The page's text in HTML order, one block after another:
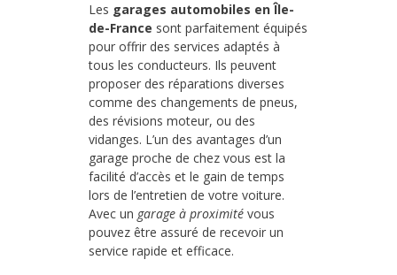
Les garages automobiles en Île-
de-France sont parfaitement équipés
pour offrir des services adaptés à
tous les conducteurs. Ils peuvent
proposer des réparations diverses
comme des changements de pneus,
des révisions moteur, ou des
vidanges. L’un des avantages d’un
garage proche de chez vous est la
facilité d’accès et le gain de temps
lors de l’entretien de votre voiture.
Avec un garage à proximité vous
pouvez être assuré de recevoir un
service rapide et efficace.